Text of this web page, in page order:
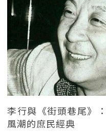
李行與《街頭巷尾》
風潮的庶民經典